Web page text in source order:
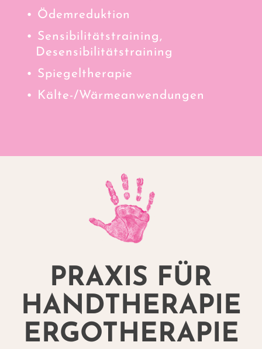
• Ödemreduktion
• Sensibilitätstraining,
Desensibilitätstraining
• Spiegeltherapie
• Kälte-/Wärmeanwendungen
PRAXIS FÜR
HANDTHERAPIE
ERGOTHERAPIE